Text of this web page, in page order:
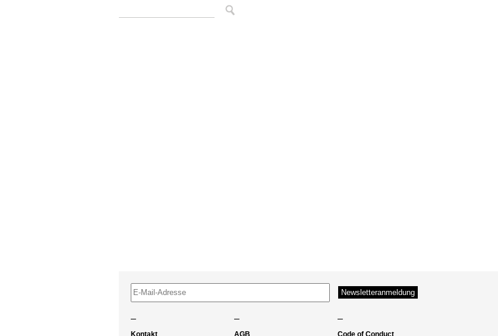
– – –
Kontakt AGB Code of Conduct